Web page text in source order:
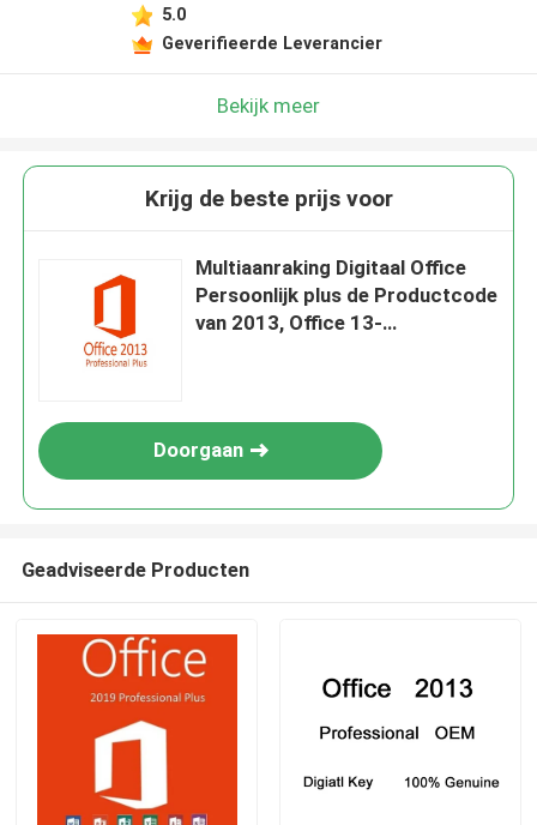
5.0
Geverifieerde Leverancier
Bekijk meer
Krijg de beste prijs voor
Multiaanraking Digitaal Office
Persoonlijk plus de Productcode
van 2013, Office 13-
Doorgaan
Geadviseerde Producten